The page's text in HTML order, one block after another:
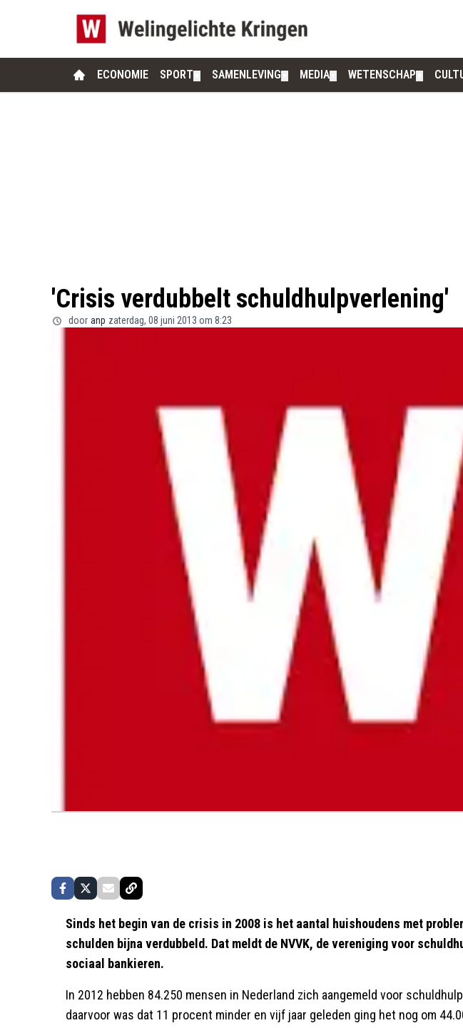
ECONOMIE SPORT SAMENLEVING MEDIA WETENSCHAP
'Crisis verdubbelt schuldhulpverlening'
door anp zaterdag, 08 juni 2013 om 8:23
Sinds het begin van de crisis in 2008 is het aantal huishoudens met
schulden bijna verdubbeld. Dat meldt de NVVK, de vereniging voor
sociaal bankieren.
In 2012 hebben 84.250 mensen in Nederland zich aangemeld voor
daarvoor was dat 11 procent minder en vijf jaar geleden ging het nog om